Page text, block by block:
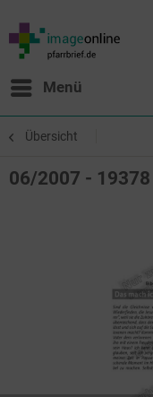
Menü
Übersicht
06/2007 - 19378